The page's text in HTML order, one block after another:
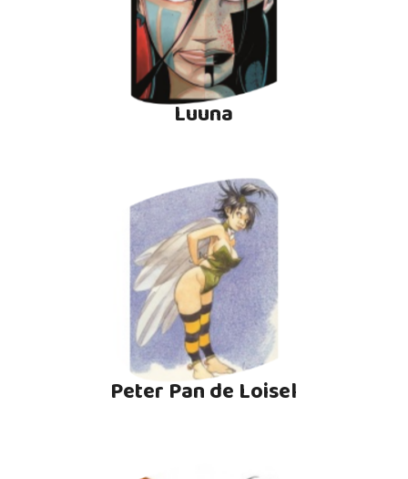
Luuna
Peter Pan de Loisel